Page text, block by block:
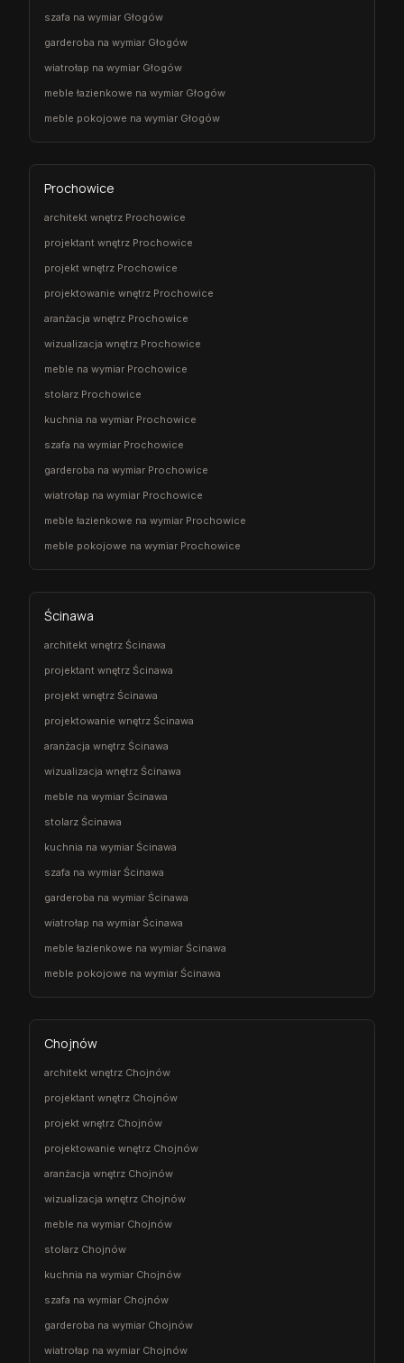
szafa na wymiar Głogów
garderoba na wymiar Głogów
wiatrołap na wymiar Głogów
meble łazienkowe na wymiar Głogów
meble pokojowe na wymiar Głogów
Prochowice
architekt wnętrz Prochowice
projektant wnętrz Prochowice
projekt wnętrz Prochowice
projektowanie wnętrz Prochowice
aranżacja wnętrz Prochowice
wizualizacja wnętrz Prochowice
meble na wymiar Prochowice
stolarz Prochowice
kuchnia na wymiar Prochowice
szafa na wymiar Prochowice
garderoba na wymiar Prochowice
wiatrołap na wymiar Prochowice
meble łazienkowe na wymiar Prochowice
meble pokojowe na wymiar Prochowice
Ścinawa
architekt wnętrz Ścinawa
projektant wnętrz Ścinawa
projekt wnętrz Ścinawa
projektowanie wnętrz Ścinawa
aranżacja wnętrz Ścinawa
wizualizacja wnętrz Ścinawa
meble na wymiar Ścinawa
stolarz Ścinawa
kuchnia na wymiar Ścinawa
szafa na wymiar Ścinawa
garderoba na wymiar Ścinawa
wiatrołap na wymiar Ścinawa
meble łazienkowe na wymiar Ścinawa
meble pokojowe na wymiar Ścinawa
Chojnów
architekt wnętrz Chojnów
projektant wnętrz Chojnów
projekt wnętrz Chojnów
projektowanie wnętrz Chojnów
aranżacja wnętrz Chojnów
wizualizacja wnętrz Chojnów
meble na wymiar Chojnów
stolarz Chojnów
kuchnia na wymiar Chojnów
szafa na wymiar Chojnów
garderoba na wymiar Chojnów
wiatrołap na wymiar Chojnów